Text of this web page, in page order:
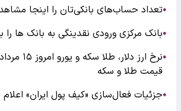
●تعداد حساب‌های بانکی‌تان را اینجا
●بانک مرکزی ورودی نقدینگی به بانک ها
●
قیمت طلا و سکه
●جزئیات فعال‌سازی «کیف پول ایران»